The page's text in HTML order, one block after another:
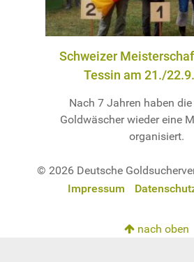
Schweizer
Tessin am 21./
Nach 7 Jahren haben
Goldwäscher wieder eine
organisiert.
© 2026 Deutsche
Impressum
nach oben